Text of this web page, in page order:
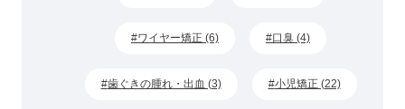
ワイヤー矯正 (6) 口臭 (4)
歯ぐきの腫れ・出血 (3) 小児矯正 (22)